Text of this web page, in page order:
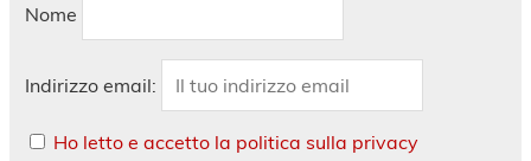
Nome
Indirizzo email:
Ho letto e accetto la politica sulla privacy